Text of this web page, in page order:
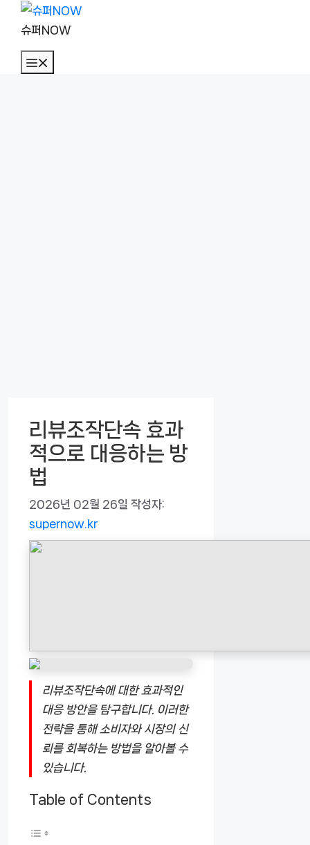
슈퍼NOW
리뷰조작단속 효과
적으로 대응하는 방
법
2026년 02월 26일 작성자:
supernow.kr
리뷰조작단속에 대한 효과적인
대응 방안을 탐구합니다. 이러한
전략을 통해 소비자와 시장의 신
뢰를 회복하는 방법을 알아볼 수
있습니다.
Table of Contents